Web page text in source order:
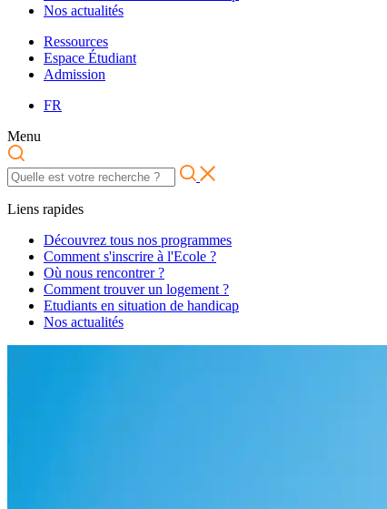
Nos actualités
Ressources
Espace Étudiant
Admission
FR
Menu
Liens rapides
Découvrez tous nos programmes
Comment s'inscrire à l'Ecole ?
Où nous rencontrer ?
Comment trouver un logement ?
Etudiants en situation de handicap
Nos actualités